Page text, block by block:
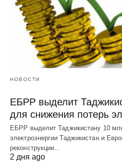
НОВОСТИ
ЕБРР выделит
для снижения потерь
ЕБРР выделит Таджикистану 10
электроэнергии Таджикистан и
реконструкции…
2 дня ago